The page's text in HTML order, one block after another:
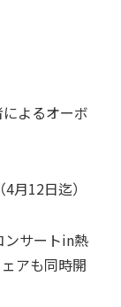
よるオーボ
月12日迄）
ンサートin熱
アも同時開